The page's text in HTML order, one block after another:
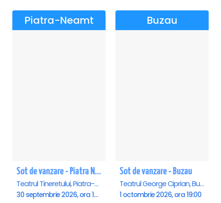
Piatra-Neamt
Sot de vanzare - Piatra Neamt
Teatrul Tineretului, Piatra-Neamt
30 septembrie 2026, ora 19:00
Buzau
Sot de vanzare - Buzau
Teatrul George Ciprian, Buzau
1 octombrie 2026, ora 19:00